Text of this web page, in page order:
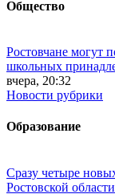
Общество
Ростовчане могут
школьных
вчера, 20:32
Новости рубрики
Образование
Сразу четыре
Ростовской области